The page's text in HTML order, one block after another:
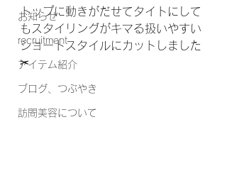
お知らせ
recruitment
アイテム紹介
ブログ、つぶやき
訪問美容について
トップに動きがだせてタイトにして
もスタイリングがキマる扱いやすい
ショートスタイルにカットしました
✂︎